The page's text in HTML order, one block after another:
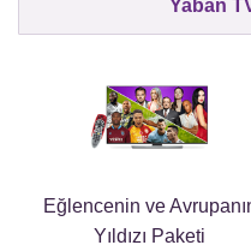
Yaban
Eğlencenin ve
Yıldızı Paketi